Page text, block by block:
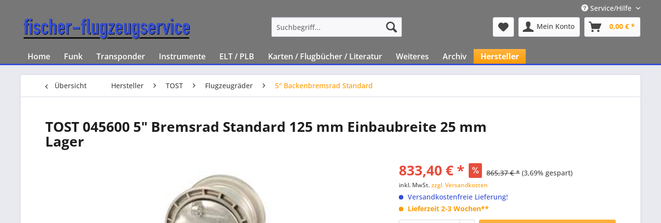
Service/Hilfe
Mein Konto
0,00 € *
Home Funk Transponder Instrumente ELT / PLB Karten / Flugbücher / Literatur Weiteres Archiv Hersteller
Übersicht Hersteller TOST Flugzeugräder 5" Backenbremsrad Standard
TOST 045600 5" Bremsrad Standard 125 mm Einbaubreite 25 mm
Lager
833,40 € *
865,37 € * (3,69% gespart)
inkl. MwSt.zzgl. Versandkosten
Versandkostenfreie Lieferung!
Lieferzeit 2-3 Wochen**